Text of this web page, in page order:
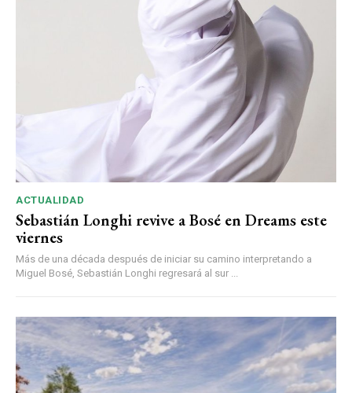
ACTUALIDAD
Sebastián Longhi revive a Bosé en Dreams este
viernes
Más de una década después de iniciar su camino interpretando a
Miguel Bosé, Sebastián Longhi regresará al sur ...